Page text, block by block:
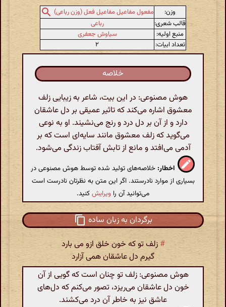
وزن:
مفعول مفاعیل مفاعیل فعل (وزن رباعی)
قالب شعری:
رباعی
منبع اولیه:
سیاوش جعفری
تعداد ابیات:
۲
خلاصه
هوش مصنوعی: در این بیت، شاعر به زیبایی زلف
معشوق اشاره می‌کند که تاثیر عمیقی بر دل عاشقان
دارد و از آن بر دل درد و رنج می‌نشیند. او به نوعی
می‌گوید که زلف معشوق مانند سایه‌ای است که بر
آدمی می‌افتد و مانع از تابش آفتاب زندگی می‌شود.
اخطار: خلاصه‌های تولید شده توسط هوش مصنوعی در
بسیاری از موارد نادرستند. اگر این متن به نظرتان نادرست است
می‌توانید آن را ویرایشکنید.
برگردان به زبان ساده
# زلف تو که خون خلق ازو می بارد
گیرم دل عاشقان همی آزارد
هوش مصنوعی: زلف تو چنان است که گویی از آن
خون دل عاشقان می‌ریزد، تصور می‌کنم که دل‌های
عاشق نیز به خاطر آن درد می‌کشند.